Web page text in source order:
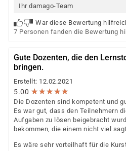
Ihr damago-Team
War diese Bewertung
7 Personen fanden die Bewertung
Gute Dozenten, die den
bringen.
Erstellt: 12.02.2021
5.00 ★★★★★
★★★★★
Die Dozenten sind kompetent und
Es war gut, dass den Teilnehmern
Aufgaben zu lösen beigebracht
bekommen, die einem nicht viel
Es wäre sehr vorteilhaft für die